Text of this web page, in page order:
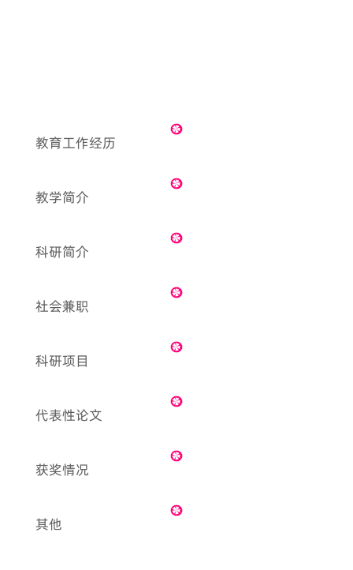
教育工作经历
教学简介
科研简介
社会兼职
科研项目
代表性论文
获奖情况
其他